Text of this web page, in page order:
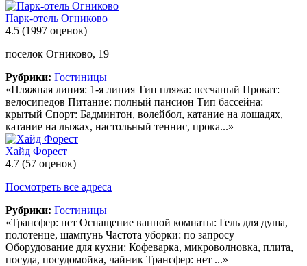
Парк-отель Огниково
4.5 (1997 оценок)
поселок Огниково, 19
Рубрики: Гостиницы
«Пляжная линия: 1-я линия Тип пляжа: песчаный Прокат:
велосипедов Питание: полный пансион Тип бассейна:
крытый Спорт: Бадминтон, волейбол, катание на лошадях,
катание на лыжах, настольный теннис, прока...»
Хайд Форест
4.7 (57 оценок)
Посмотреть все адреса
Рубрики: Гостиницы
«Трансфер: нет Оснащение ванной комнаты: Гель для душа,
полотенце, шампунь Частота уборки: по запросу
Оборудование для кухни: Кофеварка, микроволновка, плита,
посуда, посудомойка, чайник Трансфер: нет ...»